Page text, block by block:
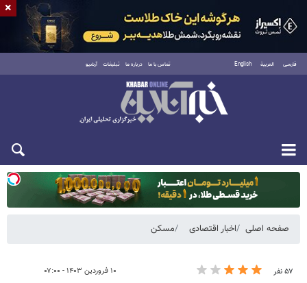
فارسی العربية English تماس با ما درباره ما تبلیغات آرشیو
دوشنبه ۱۹ مرداد ۱۴۰۵
صفحه اصلی اخبار اقتصادی مسکن
۵۷ نفر ۱۰ فروردین ۱۴۰۳ - ۰۷:۰۰
×